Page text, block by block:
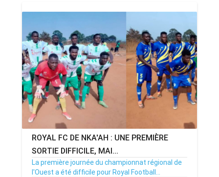
ROYAL FC DE NKA'AH : UNE PREMIÈRE
SORTIE DIFFICILE, MAI...
La première journée du championnat régional de
l'Ouest a été difficile pour Royal Football...